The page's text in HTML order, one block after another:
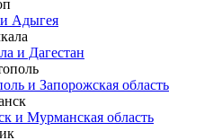
Адыгея
и Дагестан
и Запорожская область
и Мурманская область